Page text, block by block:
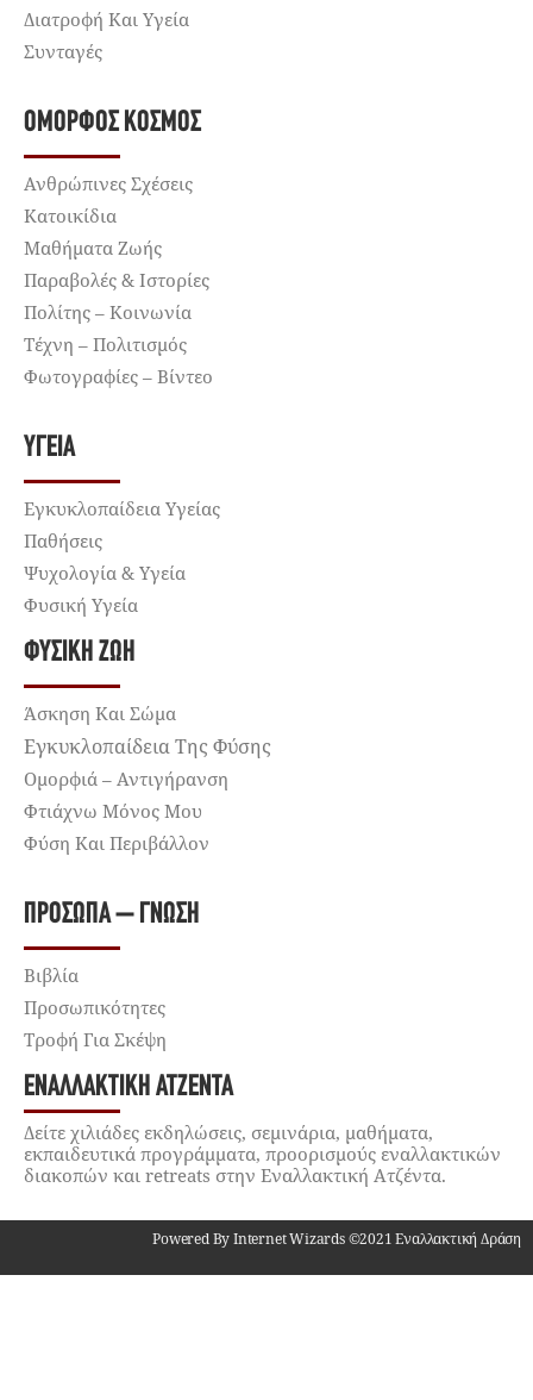
Διατροφή Και Υγεία
Συνταγές
ΌΜΟΡΦΟΣ ΚΌΣΜΟΣ
Ανθρώπινες Σχέσεις
Κατοικίδια
Μαθήματα Ζωής
Παραβολές & Ιστορίες
Πολίτης – Κοινωνία
Τέχνη – Πολιτισμός
Φωτογραφίες – Βίντεο
ΥΓΕΊΑ
Εγκυκλοπαίδεια Υγείας
Παθήσεις
Ψυχολογία & Υγεία
Φυσική Υγεία
ΦΥΣΙΚΉ ΖΩΉ
Άσκηση Και Σώμα
Εγκυκλοπαίδεια Της Φύσης
Ομορφιά – Αντιγήρανση
Φτιάχνω Μόνος Μου
Φύση Και Περιβάλλον
ΠΡΌΣΩΠΑ – ΓΝΏΣΗ
Βιβλία
Προσωπικότητες
Τροφή Για Σκέψη
ΕΝΑΛΛΑΚΤΙΚΉ ΑΤΖΈΝΤΑ
Δείτε χιλιάδες εκδηλώσεις, σεμινάρια, μαθήματα,
εκπαιδευτικά προγράμματα, προορισμούς εναλλακτικών
διακοπών και retreats στην Εναλλακτική Ατζέντα.
Powered By Internet Wizards ©2021 Εναλλακτική Δράση